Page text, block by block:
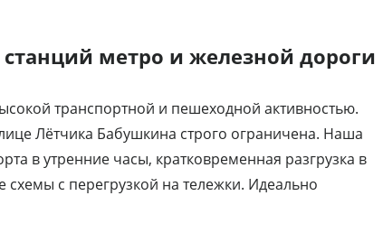
метро и железной дороги
транспортной и пешеходной активностью.
Лётчика Бабушкина строго ограничена. Наша
в утренние часы, кратковременная разгрузка в
с перегрузкой на тележки. Идеально